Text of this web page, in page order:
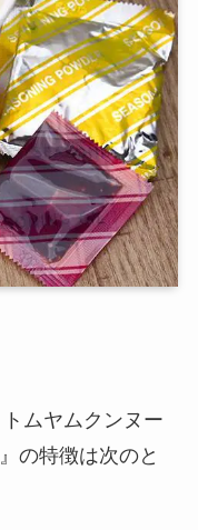
ムヤムクンヌー
の特徴は次のと